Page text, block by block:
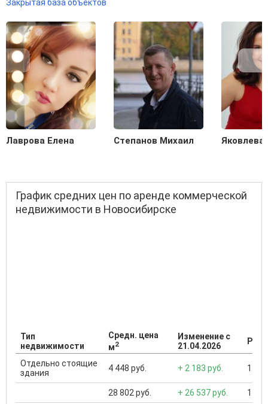
Закрытая база объектов
Лаврова Елена Степанов Михаил Яковлева
График средних цен по аренде коммерческой
недвижимости в Новосибирске
Тип
недвижимости
Средн. цена
м2
Изменение с
21.04.2026
Отдельно стоящие
здания
4 448 руб. + 2 183 руб. 1
28 802 руб. + 26 537 руб. 1